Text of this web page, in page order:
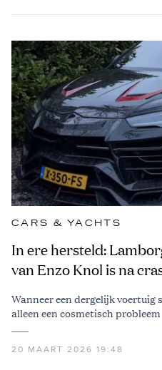
CARS & YACHTS
In ere hersteld:
van Enzo Knol is na
Wanneer een dergelijk voertuig
alleen een cosmetisch probleem
20 MAART 2026 19:48